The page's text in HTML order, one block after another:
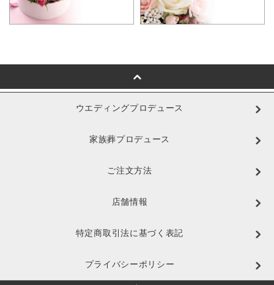
ウエディングプロデュース
家族葬プロデュース
ご注文方法
店舗情報
特定商取引法に基づく表記
プライバシーポリシー